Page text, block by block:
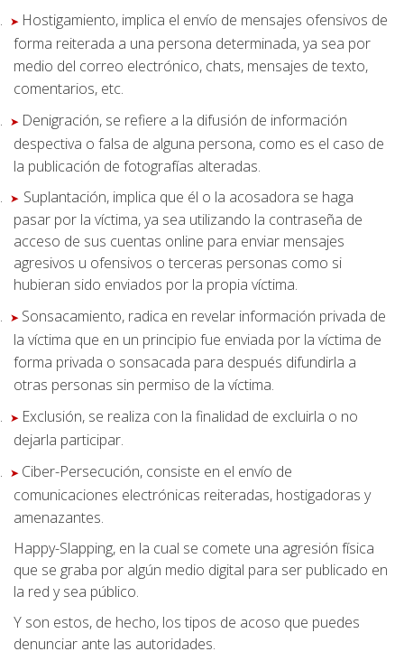
➤ Hostigamiento, implica el envío de mensajes ofensivos de
forma reiterada a una persona determinada, ya sea por
medio del correo electrónico, chats, mensajes de texto,
comentarios, etc.
➤ Denigración, se refiere a la difusión de información
despectiva o falsa de alguna persona, como es el caso de
la publicación de fotografías alteradas.
➤ Suplantación, implica que él o la acosadora se haga
pasar por la víctima, ya sea utilizando la contraseña de
acceso de sus cuentas online para enviar mensajes
agresivos u ofensivos o terceras personas como si
hubieran sido enviados por la propia víctima.
➤ Sonsacamiento, radica en revelar información privada de
la víctima que en un principio fue enviada por la víctima de
forma privada o sonsacada para después difundirla a
otras personas sin permiso de la víctima.
➤ Exclusión, se realiza con la finalidad de excluirla o no
dejarla participar.
➤ Ciber-Persecución, consiste en el envío de
comunicaciones electrónicas reiteradas, hostigadoras y
amenazantes.
Happy-Slapping, en la cual se comete una agresión física
que se graba por algún medio digital para ser publicado en
la red y sea público.
Y son estos, de hecho, los tipos de acoso que puedes
denunciar ante las autoridades.